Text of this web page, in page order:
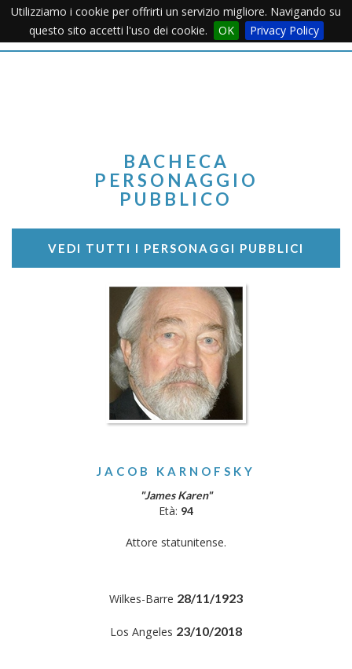
Utilizziamo i cookie per offrirti un servizio migliore. Navigando su
questo sito accetti l'uso dei cookie.
OK Privacy PolicyMenu
BACHECA
PERSONAGGIO
PUBBLICO
VEDI TUTTI I PERSONAGGI PUBBLICI
JACOB KARNOFSKY
"James Karen"
Età: 94
Attore statunitense.
Wilkes-Barre 28/11/1923
Los Angeles 23/10/2018